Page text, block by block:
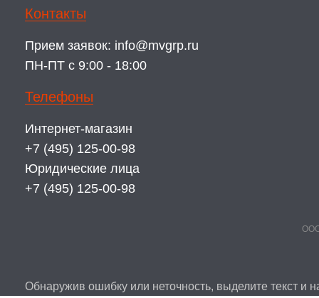
Контакты
Прием заявок: info@mvgrp.ru
ПН-ПТ с 9:00 - 18:00
Телефоны
Интернет-магазин
+7 (495) 125-00-98
Юридические лица
+7 (495) 125-00-98
ООО
Обнаружив ошибку или неточность, выделите текст и